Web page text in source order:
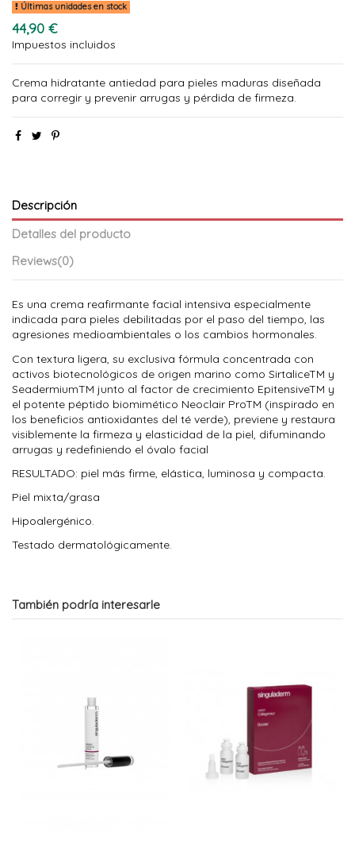
Últimas unidades en stock
44,90 €
Impuestos incluidos
Crema hidratante antiedad para pieles maduras diseñada
para corregir y prevenir arrugas y pérdida de firmeza.
Descripción
Detalles del producto
Reviews(0)
Es una crema reafirmante facial intensiva especialmente
indicada para pieles debilitadas por el paso del tiempo, las
agresiones medioambientales o los cambios hormonales.
Con textura ligera, su exclusiva fórmula concentrada con
activos biotecnológicos de origen marino como SirtaliceTM y
SeadermiumTM junto al factor de crecimiento EpitensiveTM y
el potente péptido biomimético Neoclair ProTM (inspirado en
los beneficios antioxidantes del té verde), previene y restaura
visiblemente la firmeza y elasticidad de la piel, difuminando
arrugas y redefiniendo el óvalo facial
RESULTADO: piel más firme, elástica, luminosa y compacta.
Piel mixta/grasa
Hipoalergénico.
Testado dermatológicamente.
También podría interesarle